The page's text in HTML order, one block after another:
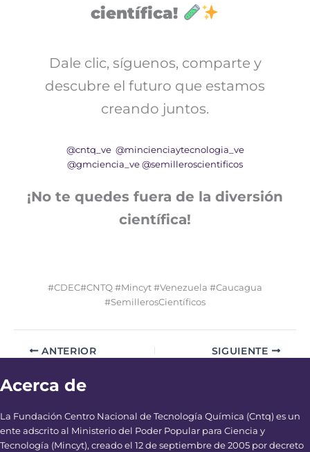
científica!
Dale clic, síguenos, comparte y
descubre el futuro que estamos
creando juntos.
@cntq_ve @mincienciaytecnologia_ve
@gmciencia_ve @semilleroscientificos
¡No te quedes fuera de la diversión
científica!
#CDEC#CNTQ #Mincyt #Venezuela #Caucagua
#SemillerosCientíficos
ANTERIOR SIGUIENTE
Acerca de
La Fundación Centro Nacional de Tecnología Química (Cntq) es un
ente adscrito al Ministerio del Poder Popular para Ciencia y
Tecnología (Mincyt), creado el 12 de septiembre de 2005 por decreto